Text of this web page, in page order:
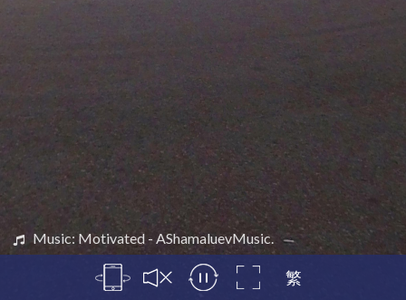
繁
Music: Motivated - AShamaluevMusic.